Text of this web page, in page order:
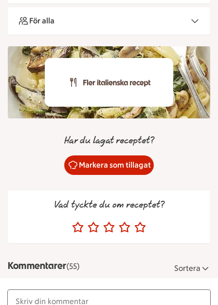
För alla
Har du lagat receptet?
Markera som tillagat
Vad tyckte du om receptet?
Kommentarer(55) Sortera